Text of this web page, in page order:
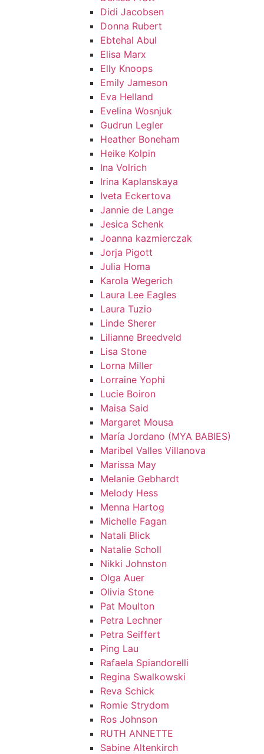
Didi Jacobsen
Donna Rubert
Ebtehal Abul
Elisa Marx
Elly Knoops
Emily Jameson
Eva Helland
Evelina Wosnjuk
Gudrun Legler
Heather Boneham
Heike Kolpin
Ina Volrich
Irina Kaplanskaya
Iveta Eckertova
Jannie de Lange
Jesica Schenk
Joanna kazmierczak
Jorja Pigott
Julia Homa
Karola Wegerich
Laura Lee Eagles
Laura Tuzio
Linde Sherer
Lilianne Breedveld
Lisa Stone
Lorna Miller
Lorraine Yophi
Lucie Boiron
Maisa Said
Margaret Mousa
María Jordano (MYA BABIES)
Maribel Valles Villanova
Marissa May
Melanie Gebhardt
Melody Hess
Menna Hartog
Michelle Fagan
Natali Blick
Natalie Scholl
Nikki Johnston
Olga Auer
Olivia Stone
Pat Moulton
Petra Lechner
Petra Seiffert
Ping Lau
Rafaela Spiandorelli
Regina Swalkowski
Reva Schick
Romie Strydom
Ros Johnson
RUTH ANNETTE
Sabine Altenkirch